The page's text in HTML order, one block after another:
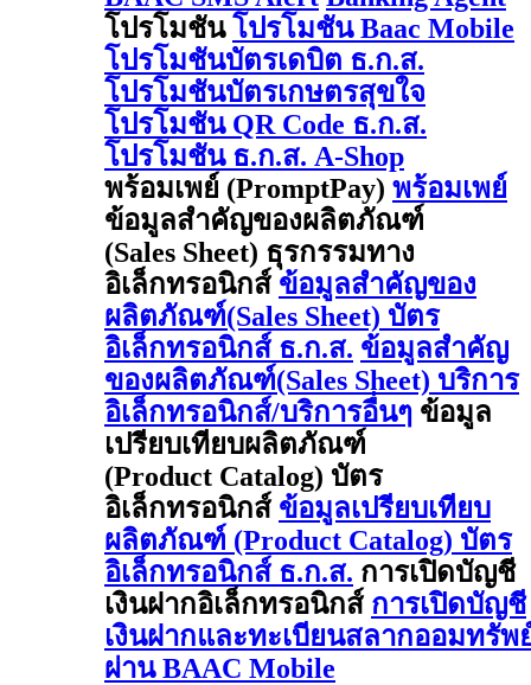
โปรโมชัน โปรโมชัน Baac Mobile
โปรโมชันบัตรเดบิต ธ.ก.ส.
โปรโมชันบัตรเกษตรสุขใจ
โปรโมชัน QR Code ธ.ก.ส.
โปรโมชัน ธ.ก.ส. A-Shop
พร้อมเพย์ (PromptPay) พร้อมเพย์
ข้อมูลสำคัญของผลิตภัณฑ์
(Sales Sheet) ธุรกรรมทาง
อิเล็กทรอนิกส์ ข้อมูลสำคัญของ
ผลิตภัณฑ์(Sales Sheet) บัตร
อิเล็กทรอนิกส์ ธ.ก.ส. ข้อมูลสำคัญ
ของผลิตภัณฑ์(Sales Sheet) บริการ
อิเล็กทรอนิกส์/บริการอื่นๆ ข้อมูล
เปรียบเทียบผลิตภัณฑ์
(Product Catalog) บัตร
อิเล็กทรอนิกส์ ข้อมูลเปรียบเทียบ
ผลิตภัณฑ์ (Product Catalog) บัตร
อิเล็กทรอนิกส์ ธ.ก.ส. การเปิดบัญชี
เงินฝากอิเล็กทรอนิกส์ การเปิดบัญชี
เงินฝากและทะเบียนสลากออมทรัพ
ผ่าน BAAC Mobile